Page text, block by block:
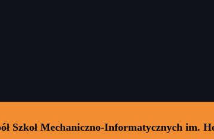
Szkoł Mechaniczno-Informatycznych im.